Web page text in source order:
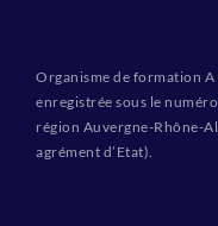
Organisme de formation
enregistrée sous le
région Auvergne-Rhône-
agrément d’Etat).